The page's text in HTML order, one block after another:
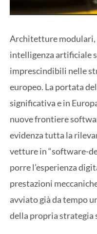
Architetture modulari,
intelligenza artificiale
imprescindibili nelle
europeo. La portata
significativa e in
nuove frontiere
evidenza tutta la
vetture in “software-
porre l’esperienza
prestazioni
avviato già da tempo
della propria